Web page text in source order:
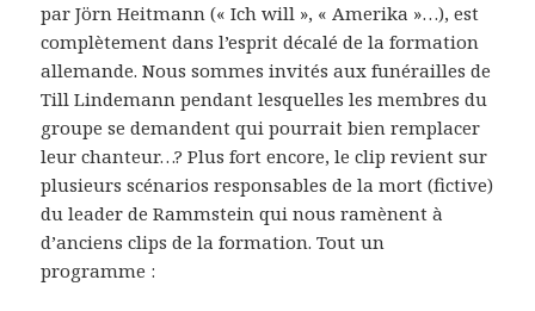
par Jörn Heitmann (« Ich will », « Amerika »…), est
complètement dans l’esprit décalé de la formation
allemande. Nous sommes invités aux funérailles de
Till Lindemann pendant lesquelles les membres du
groupe se demandent qui pourrait bien remplacer
leur chanteur…? Plus fort encore, le clip revient sur
plusieurs scénarios responsables de la mort (fictive)
du leader de Rammstein qui nous ramènent à
d’anciens clips de la formation. Tout un
programme :